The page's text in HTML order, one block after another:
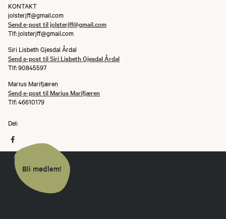
KONTAKT
jolsterjff@gmail.com
Send e-post til jolsterjff@gmail.com
Tlf: jolsterjff@gmail.com
Siri Lisbeth Gjesdal Årdal
Send e-post til Siri Lisbeth Gjesdal Årdal
Tlf: 90845597
Marius Marifjæren
Send e-post til Marius Marifjæren
Tlf: 46610179
Del:
Bli medlem!